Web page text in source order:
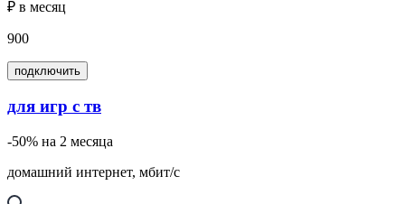
₽ в месяц
900
подключить
для игр с тв
-50% на 2 месяца
домашний интернет, мбит/с